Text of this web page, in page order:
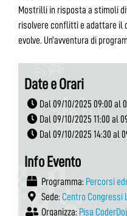
Mostrilli in risposta a stimoli
risolvere conflitti e adattare il
evolve. Un’avventura di
Date e Orari
Dal 09/10/2025 09:00 al
Dal 09/10/2025 11:00 al
Dal 09/10/2025 14:30 al
Info Evento
Programma: Percorsi
Sede: Centro Congressi
Organizza: Pisa